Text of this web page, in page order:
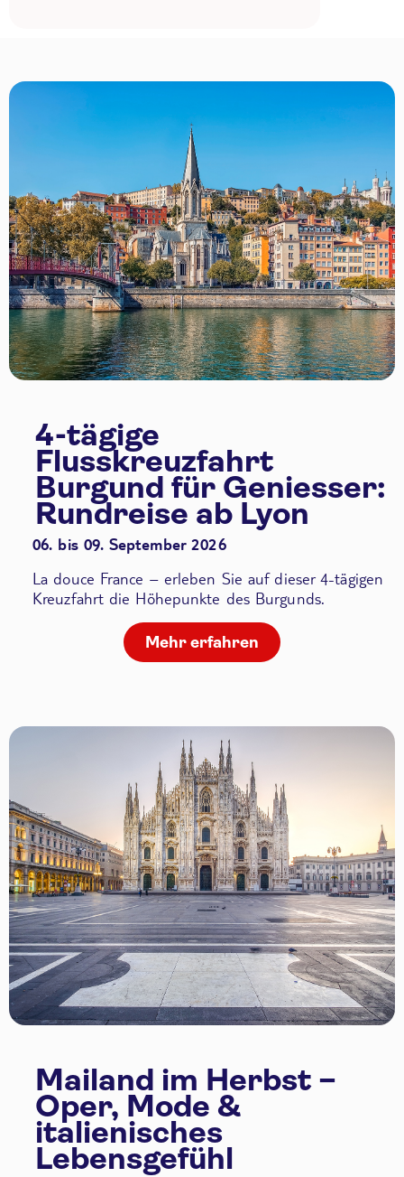
4-tägige
Flusskreuzfahrt
Burgund für Geniesser:
Rundreise ab Lyon
06. bis 09. September 2026
La douce France – erleben Sie auf dieser 4-tägigen
Kreuzfahrt die Höhepunkte des Burgunds.
Mehr erfahren
Mailand im Herbst –
Oper, Mode &
italienisches
Lebensgefühl